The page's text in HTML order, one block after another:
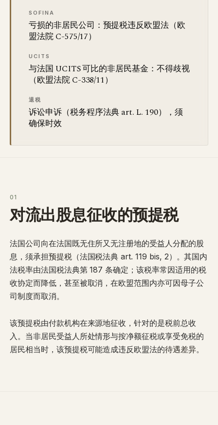
SOFINA
亏损的非居民公司：预提税违反欧盟法（欧
盟法院 C-575/17）
UCITS
与法国 UCITS 可比的非居民基金：不得歧视
（欧盟法院 C-338/11）
退税
诉讼申诉（税务程序法典 art. L. 190），须
确保时效
01
对流出股息征收的预提税
法国公司向在法国既无住所又无注册地的受益人分配的股
息，须承担预提税（法国税法典 art. 119 bis, 2）。其国内
法税率由法国税法典第 187 条确定；该税率常因适用的税
收协定而降低，甚至被取消，在欧盟范围内亦可因母子公
司制度而取消。
该预提税由付款机构在来源地征收，针对的是税前总收
入。当非居民受益人所处情形与按净额征税或享受免税的
居民相当时，该预提税可能造成违反欧盟法的待遇差异。